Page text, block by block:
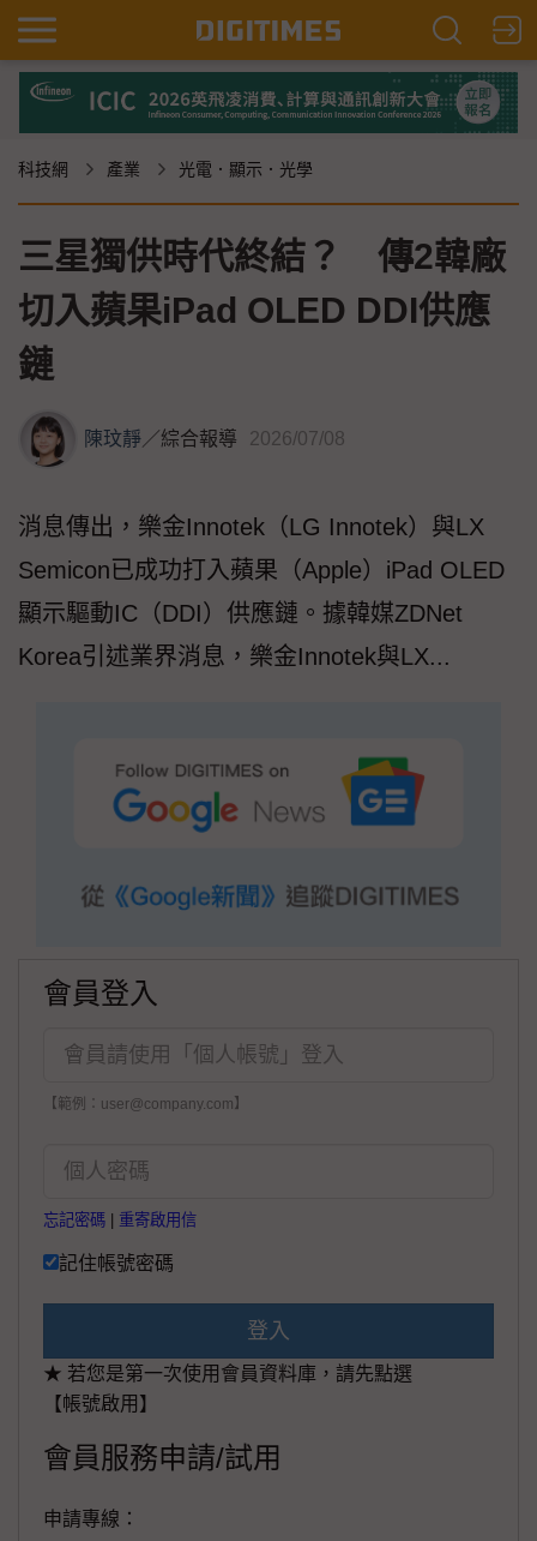
科技網 產業 光電．顯示．光學
三星獨供時代終結？ 傳2韓廠
切入蘋果iPad OLED DDI供應
鏈
陳玟靜／綜合報導 2026/07/08
消息傳出，樂金Innotek（LG Innotek）與LX
Semicon已成功打入蘋果（Apple）iPad OLED
顯示驅動IC（DDI）供應鏈。據韓媒ZDNet
Korea引述業界消息，樂金Innotek與LX...
會員登入
【範例：user@company.com】
忘記密碼 重寄啟用信
記住帳號密碼
登入
★ 若您是第一次使用會員資料庫，請先點選
【帳號啟用】
會員服務申請/試用
申請專線：